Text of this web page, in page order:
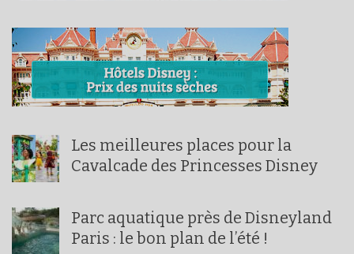
Les meilleures places pour la
Cavalcade des Princesses Disney
Parc aquatique près de Disneyland
Paris : le bon plan de l’été !